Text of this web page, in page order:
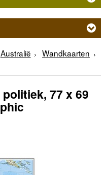
Australië
Wandkaarten
77 x 69